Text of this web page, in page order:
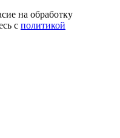
на обработку
с политикой